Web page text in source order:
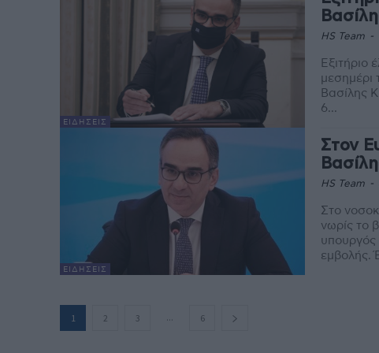
ΕΙΔΉΣΕΙΣ
HS Team -
Εξιτήριο
μεσημέρι
Βασίλης
6...
ΕΙΔΉΣΕΙΣ
Στον
HS Team -
Στο
νωρίς το
υπουργός
εμβολής.
1 2 3 ... 6